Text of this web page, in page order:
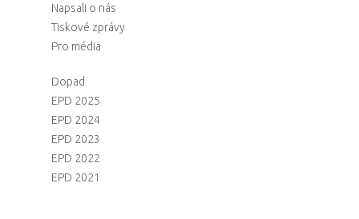
Napsali o nás
Tiskové zprávy
Pro média
Dopad
EPD 2025
EPD 2024
EPD 2023
EPD 2022
EPD 2021